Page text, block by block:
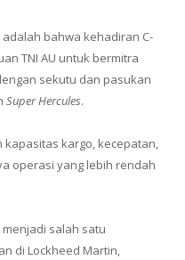
bahwa kehadiran C-
TNI AU untuk bermitra
sekutu dan pasukan
Super Hercules.
kapasitas kargo, kecepatan,
operasi yang lebih rendah
salah satu
di Lockheed Martin,